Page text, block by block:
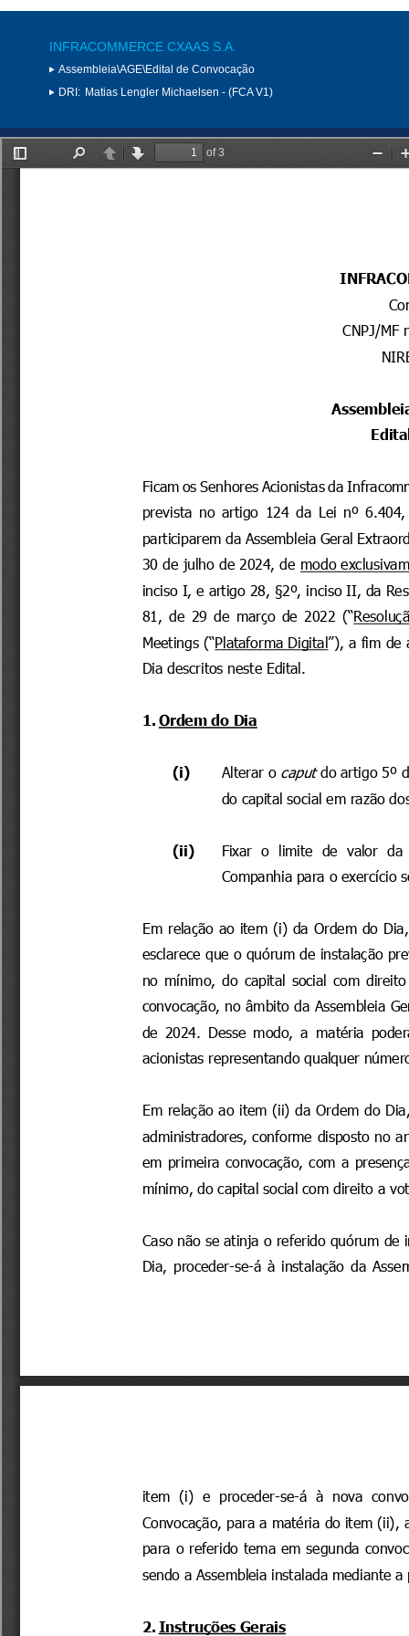
INFRACOMMERCE CXAAS S.A.
Assembleia\AGE\Edital de Convocação
DRI: Matias Lengler Michaelsen - (FCA V1)